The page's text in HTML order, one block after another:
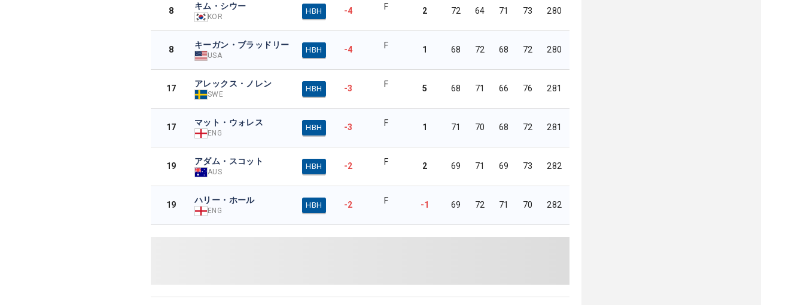
8 キム・シウー
KOR
HBH -4 F 2 72 64 71 73 280
8 キーガン・ブラッドリー
USA
HBH -4 F 1 68 72 68 72 280
17 アレックス・ノレン
SWE
HBH -3 F 5 68 71 66 76 281
17 マット・ウォレス
ENG
HBH -3 F 1 71 70 68 72 281
19 アダム・スコット
AUS
HBH -2 F 2 69 71 69 73 282
19 ハリー・ホール
ENG
HBH -2 F -1 69 72 71 70 282